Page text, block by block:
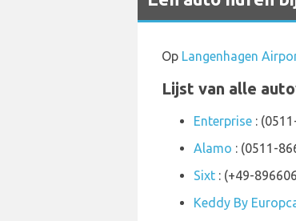
Op Langenhagen
Lijst van alle
Enterprise :
Alamo : (0511-
Sixt : (+49-
Keddy By